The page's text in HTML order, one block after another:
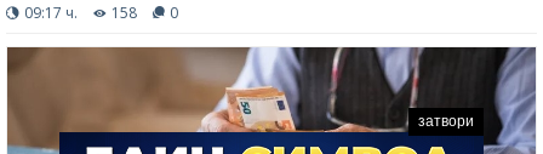
09:17 ч. 158 0
затвори